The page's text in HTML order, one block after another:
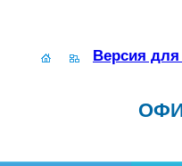
Версия